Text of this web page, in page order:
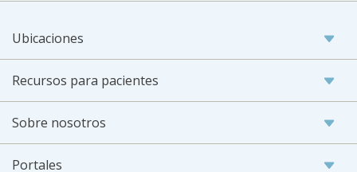
Ubicaciones
Recursos para pacientes
Sobre nosotros
Portales